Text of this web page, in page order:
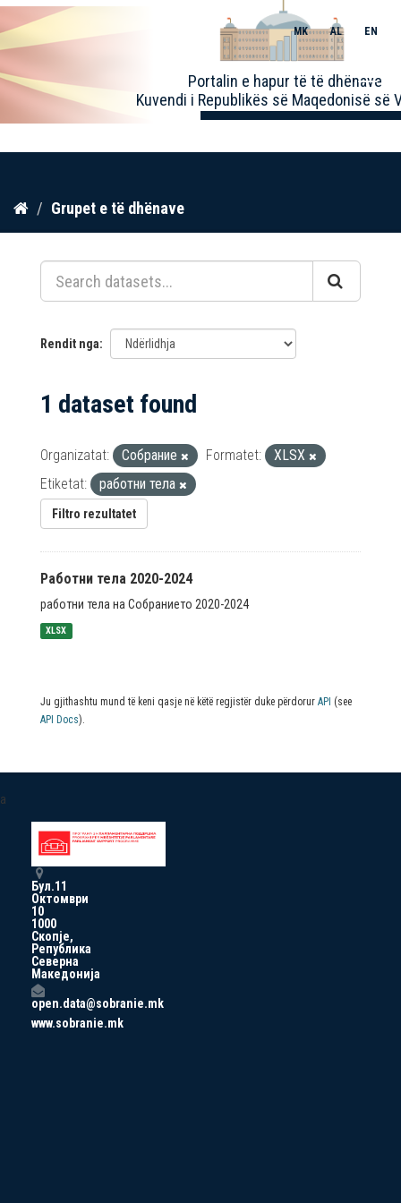
Kalo
përmbajtja
Portalin e hapur të të dhënave
Kuvendi i Republikës së Maqedonisë së
MK AL EN
Toggle
Grupet e të dhënave
Rendit nga
1 dataset found
Organizatat: Собрание Formatet:
XLSX
Etiketat:
работни тела
Filtro rezultatet
Работни тела 2020-2024
работни тела на Собранието 2020-2024
XLSX
Ju gjithashtu mund të keni qasje në këtë regjistër duke përdorur API (see
API Docs).
a
Бул.11
Октомври
10
1000
Скопје,
Република
Северна
Македонија
open.data@sobranie.mk
www.sobranie.mk